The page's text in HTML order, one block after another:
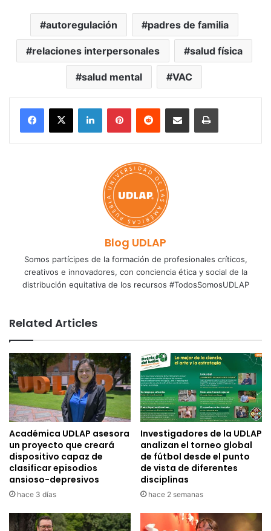
autoregulación padres de familia
relaciones interpersonales salud física
salud mental VAC
LinkedInPinterestReddit Share via Email Print
Blog UDLAP
Somos partícipes de la formación de profesionales críticos,
creativos e innovadores, con conciencia ética y social de la
distribución equitativa de los recursos #TodosSomosUDLAP
Related Articles
Académica UDLAP asesora
un proyecto que creará
dispositivo capaz de
clasificar episodios
ansioso-depresivos
hace 3 días
Investigadores de la UDLAP
analizan el torneo global
de fútbol desde el punto
de vista de diferentes
disciplinas
hace 2 semanas